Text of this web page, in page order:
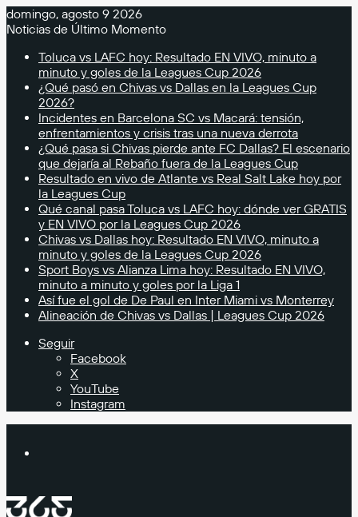
domingo, agosto 9 2026
Noticias de Último Momento
Toluca vs LAFC hoy: Resultado EN VIVO, minuto a
minuto y goles de la Leagues Cup 2026
¿Qué pasó en Chivas vs Dallas en la Leagues Cup
2026?
Incidentes en Barcelona SC vs Macará: tensión,
enfrentamientos y crisis tras una nueva derrota
¿Qué pasa si Chivas pierde ante FC Dallas? El escenario
que dejaría al Rebaño fuera de la Leagues Cup
Resultado en vivo de Atlante vs Real Salt Lake hoy por
la Leagues Cup
Qué canal pasa Toluca vs LAFC hoy: dónde ver GRATIS
y EN VIVO por la Leagues Cup 2026
Chivas vs Dallas hoy: Resultado EN VIVO, minuto a
minuto y goles de la Leagues Cup 2026
Sport Boys vs Alianza Lima hoy: Resultado EN VIVO,
minuto a minuto y goles por la Liga 1
Así fue el gol de De Paul en Inter Miami vs Monterrey
Alineación de Chivas vs Dallas | Leagues Cup 2026
Seguir
Facebook
X
YouTube
Instagram